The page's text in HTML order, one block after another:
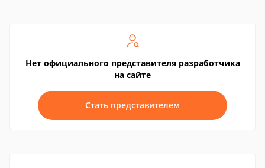
Нет официального представителя разработчика
на сайте
Стать представителем